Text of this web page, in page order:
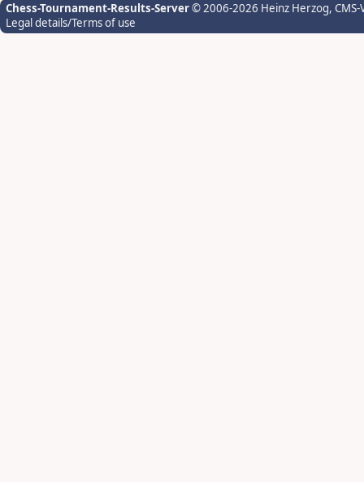
Chess-Tournament-Results-Server© 2006-2026 Heinz Herzog,
Legal details/Terms of use